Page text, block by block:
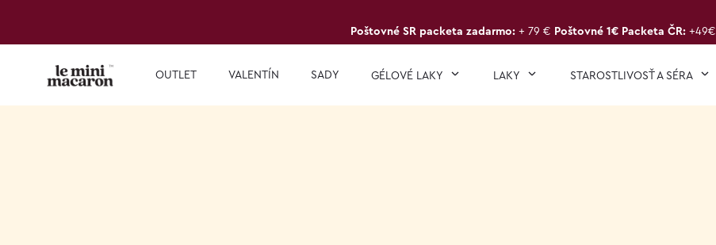
Poštovné SR packeta zadarmo: + 79 € Poštovné 1€ Packeta ČR: +49€
OUTLET VALENTÍN SADY GÉLOVÉ LAKY LAKY STAROSTLIVOSŤ A SÉRA